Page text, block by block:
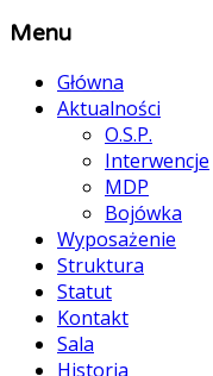
Menu
Główna
Aktualności
O.S.P.
Interwencje
MDP
Bojówka
Wyposażenie
Struktura
Statut
Kontakt
Sala
Historia